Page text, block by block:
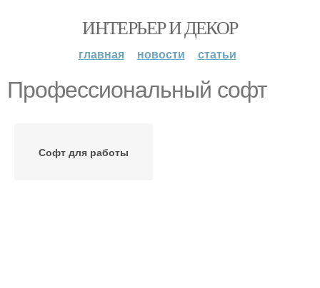
ИНТЕРЬЕР И ДЕКОР
главная новости статьи
Профессиональный софт
Софт для работы